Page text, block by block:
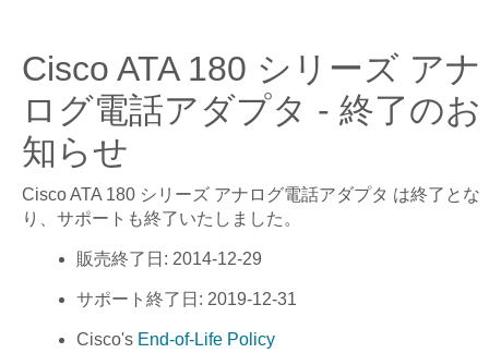
Cisco ATA 180 シリーズ アナ
ログ電話アダプタ - 終了のお
知らせ
Cisco ATA 180 シリーズ アナログ電話アダプタ は終了とな
り、サポートも終了いたしました。
販売終了日 : 2014-12-29
サポート終了日 : 2019-12-31
Cisco's End-of-Life Policy